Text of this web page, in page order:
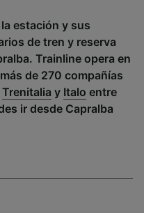
estación y sus
de tren y reserva
Trainline opera en
de 270 compañías
Trenitalia y Italo entre
ir desde Capralba